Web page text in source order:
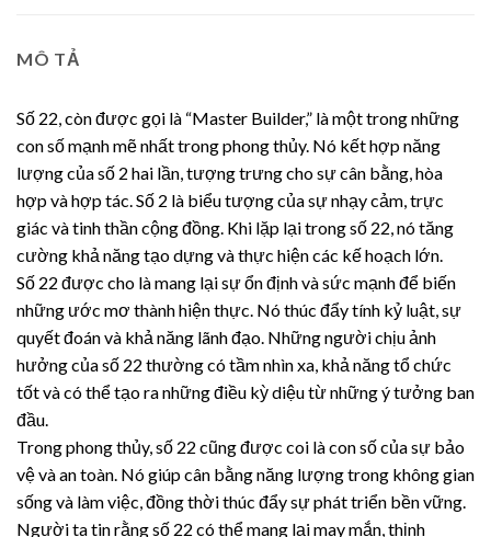
MÔ TẢ
Số 22, còn được gọi là “Master Builder,” là một trong những
con số mạnh mẽ nhất trong phong thủy. Nó kết hợp năng
lượng của số 2 hai lần, tượng trưng cho sự cân bằng, hòa
hợp và hợp tác. Số 2 là biểu tượng của sự nhạy cảm, trực
giác và tinh thần cộng đồng. Khi lặp lại trong số 22, nó tăng
cường khả năng tạo dựng và thực hiện các kế hoạch lớn.
Số 22 được cho là mang lại sự ổn định và sức mạnh để biến
những ước mơ thành hiện thực. Nó thúc đẩy tính kỷ luật, sự
quyết đoán và khả năng lãnh đạo. Những người chịu ảnh
hưởng của số 22 thường có tầm nhìn xa, khả năng tổ chức
tốt và có thể tạo ra những điều kỳ diệu từ những ý tưởng ban
đầu.
Trong phong thủy, số 22 cũng được coi là con số của sự bảo
vệ và an toàn. Nó giúp cân bằng năng lượng trong không gian
sống và làm việc, đồng thời thúc đẩy sự phát triển bền vững.
Người ta tin rằng số 22 có thể mang lại may mắn, thịnh